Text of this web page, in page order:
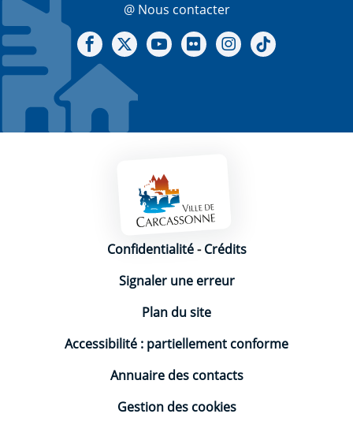
@ Nous contacter
Notre Facebook
Notre X - (twitter)
Notre chaine Youtube
Notre Gallerie sur Flickr
Notre Instagram
Mentions légales
Confidentialité-Crédits
Signaler une erreur
Plan du site
Accessibilité : partiellement conforme
Annuaire des contacts
Gestion des cookies